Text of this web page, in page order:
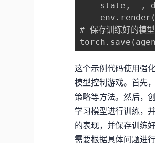
state, _,
# 保存训练好的模型
这个示例代码使用强
模型控制游戏。首先
策略等方法。然后，
学习模型进行训练，
的表现，并保存训练
需要根据具体问题进